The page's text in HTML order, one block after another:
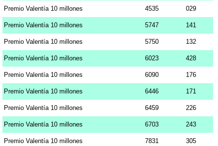
Premio Valentía 10 millones 4535 029
Premio Valentía 10 millones 5747 141
Premio Valentía 10 millones 5750 132
Premio Valentía 10 millones 6023 428
Premio Valentía 10 millones 6090 176
Premio Valentía 10 millones 6446 171
Premio Valentía 10 millones 6459 226
Premio Valentía 10 millones 6703 243
Premio Valentía 10 millones 7831 305